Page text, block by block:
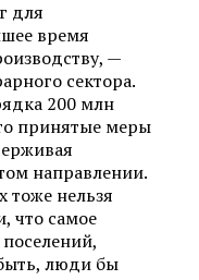
для
время
—
сектора.
200 млн
принятые меры
направлении.
тоже нельзя
что самое
люди бы